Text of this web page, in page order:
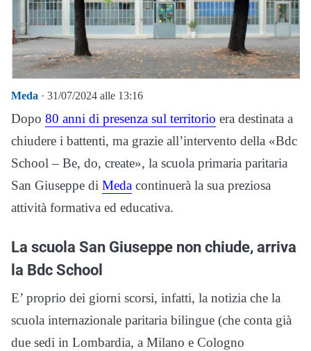
Meda · 31/07/2024 alle 13:16
Dopo 80 anni di presenza sul territorio era destinata a
chiudere i battenti, ma grazie all’intervento della «Bdc
School – Be, do, create», la scuola primaria paritaria
San Giuseppe di Meda continuerà la sua preziosa
attività formativa ed educativa.
La scuola San Giuseppe non chiude, arriva
la Bdc School
E’ proprio dei giorni scorsi, infatti, la notizia che la
scuola internazionale paritaria bilingue (che conta già
due sedi in Lombardia, a Milano e Cologno